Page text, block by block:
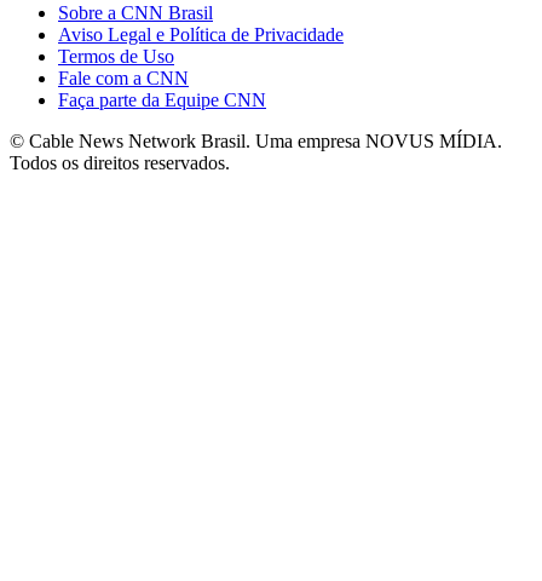
Sobre a CNN Brasil
Aviso Legal e Política de Privacidade
Termos de Uso
Fale com a CNN
Faça parte da Equipe CNN
© Cable News Network Brasil. Uma empresa NOVUS MÍDIA.
Todos os direitos reservados.